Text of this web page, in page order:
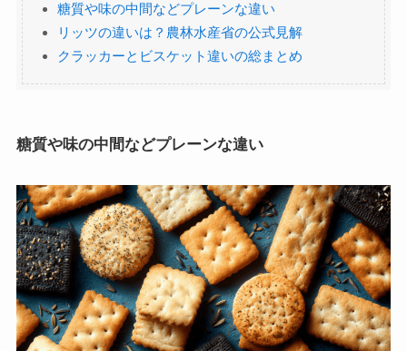
糖質や味の中間などプレーンな違い
リッツの違いは？農林水産省の公式見解
クラッカーとビスケット違いの総まとめ
糖質や味の中間などプレーンな違い